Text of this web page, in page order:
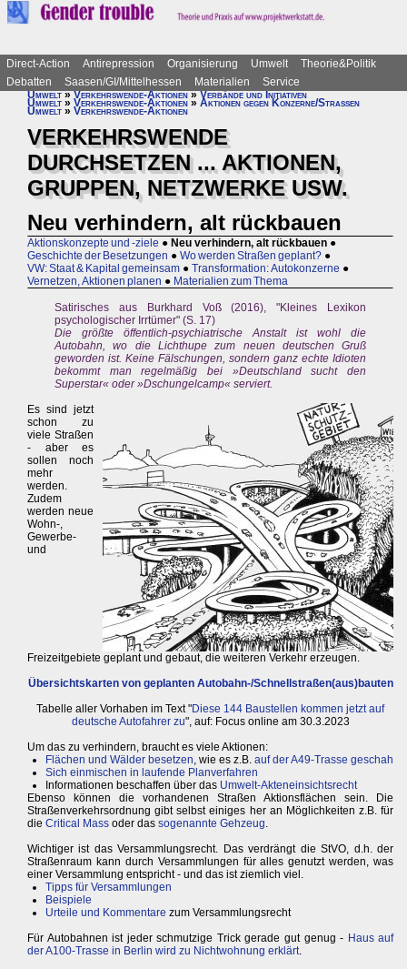
Direct-Action Antirepression Organisierung Umwelt
Theorie&Politik
Debatten
Saasen/GI/Mittelhessen Materialien
Service
Umwelt»Verkehrswende-Aktionen»Verbände und Initiativen
Umwelt » Verkehrswende-Aktionen » Aktionen gegen Konzerne/Straßen
Umwelt » Verkehrswende-Aktionen
VERKEHRSWENDE
DURCHSETZEN ... AKTIONEN,
GRUPPEN, NETZWERKE USW.
Neu verhindern, alt rückbauen
Aktionskonzepte und -ziele ● Neu verhindern, alt rückbauen ●
Geschichte der Besetzungen ● Wo werden Straßen geplant? ●
VW: Staat & Kapital gemeinsam ● Transformation: Autokonzerne ●
Vernetzen, Aktionen planen ● Materialien zum Thema
Satirisches aus Burkhard Voß (2016), "Kleines Lexikon
psychologischer Irrtümer" (S. 17)
Die größte öffentlich-psychiatrische Anstalt ist wohl die
Autobahn, wo die Lichthupe zum neuen deutschen Gruß
geworden ist. Keine Fälschungen, sondern ganz echte Idioten
bekommt man regelmäßig bei »Deutschland sucht den
Superstar« oder »Dschungelcamp« serviert.
Es sind jetzt
schon zu
viele Straßen
- aber es
sollen noch
mehr
werden.
Zudem
werden neue
Wohn-,
Gewerbe-
und
Freizeitgebiete geplant und gebaut, die weiteren Verkehr erzeugen.
Übersichtskarten von geplanten Autobahn-/Schnellstraßen(aus)bauten
Tabelle aller Vorhaben im Text "Diese 144 Baustellen kommen jetzt auf
deutsche Autofahrer zu", auf: Focus online am 30.3.2023
Um das zu verhindern, braucht es viele Aktionen:
Flächen und Wälder besetzen, wie es z.B. auf der A49-Trasse geschah
Sich einmischen in laufende Planverfahren
Informationen beschaffen über das Umwelt-Akteneinsichtsrecht
Ebenso können die vorhandenen Straßen Aktionsflächen sein. Die
Straßenverkehrsordnung gibt selbst einiges her an Möglichkeiten z.B. für
die Critical Mass oder das sogenannte Gehzeug.
Wichtiger ist das Versammlungsrecht. Das verdrängt die StVO, d.h. der
Straßenraum kann durch Versammlungen für alles genutzt werden, was
einer Versammlung entspricht - und das ist ziemlich viel.
Tipps für Versammlungen
Beispiele
Urteile und Kommentare zum Versammlungsrecht
Für Autobahnen ist jeder schmutzige Trick gerade gut genug - Haus auf
der A100-Trasse in Berlin wird zu Nichtwohnung erklärt.